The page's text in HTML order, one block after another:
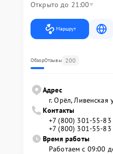
Открыто до 21:00
Маршрут
ОбзорОтзывы 200
Адрес
г. Орёл, Ливенская
Контакты
+7 (800) 301-55-83
+7 (800) 301-55-83
Время работы
Работаем с 09:00